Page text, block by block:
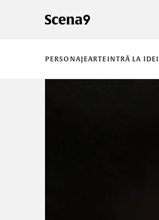
PERSONAJEARTEINTRĂ LA IDEI